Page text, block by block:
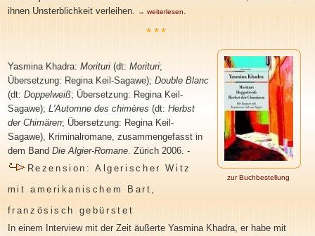
ihnen Unsterblichkeit verleihen. → weiterlesen.
***
zur Buchbestellung
Yasmina Khadra: Morituri(dt: Morituri;
Übersetzung: Regina Keil-Sagawe); Double Blanc
(dt: Doppelweiß; Übersetzung: Regina Keil-
Sagawe); L'Automne des chimères (dt: Herbst
der Chimären; Übersetzung: Regina Keil-
Sagawe), Kriminalromane, zusammengefasst in
dem Band Die Algier-Romane. Zürich 2006. -
Rezension: Algerischer Witz
mit amerikanischem Bart,
französisch gebürstet
In einem Interview mit der Zeit äußerte Yasmina Khadra, er habe mit